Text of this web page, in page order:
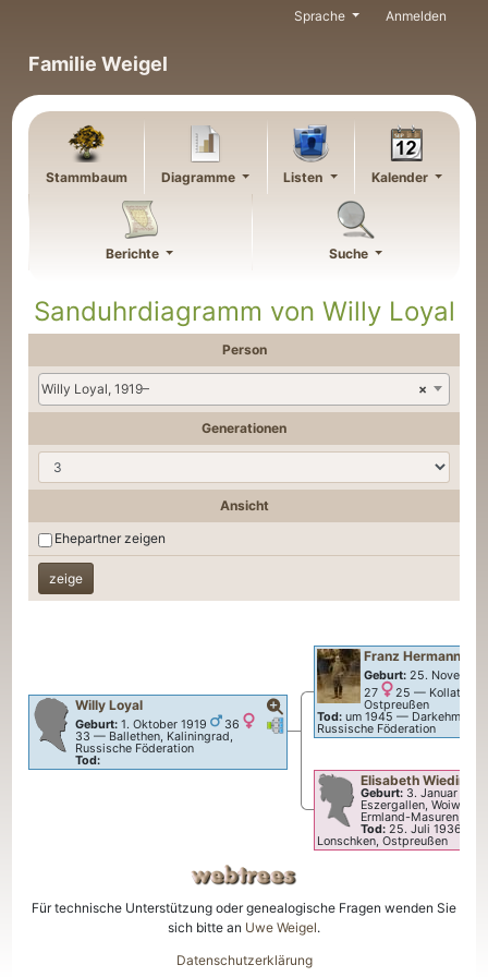
Familie Weigel
Sprache Anmelden
Stammbaum Diagramme Listen Kalender
Berichte Suche
Sanduhrdiagramm von Willy Loyal
Person
×
Willy Loyal, 1919–
Generationen
Ansicht
Ehepartner zeigen
Verknüpfungen
Verknüpfungen
WillyLoyal
Geburt: 1. Oktober 1919
36
33 — Ballethen, Kaliningrad,
Russische Föderation
Tod:
Franz Hermann
Geburt: 25.
27
25 —
Ostpreußen
Tod: um 1945 — Darkehmen,
Russische Föderation
Elisabeth Wieding
Geburt: 3. Januar 1886
Eszergallen,
Ermland-Masuren,
Tod: 25. Juli 1936
Lonschken, Ostpreußen
Für technische Unterstützung oder genealogische Fragen wenden Sie
sich bitte an Uwe Weigel.
Datenschutzerklärung